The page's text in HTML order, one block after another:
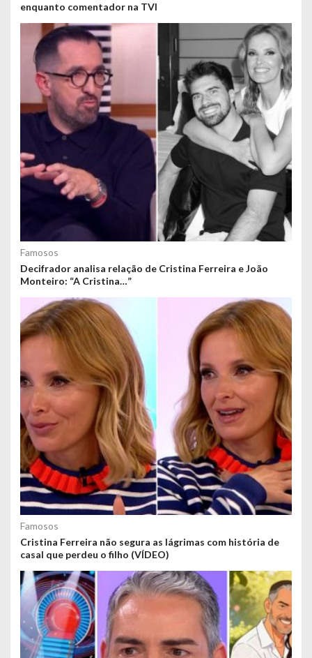
enquanto comentador na TVI
Famosos
Decifrador analisa relação de Cristina Ferreira e João
Monteiro: “A Cristina…”
Famosos
Cristina Ferreira não segura as lágrimas com história de
casal que perdeu o filho (VÍDEO)